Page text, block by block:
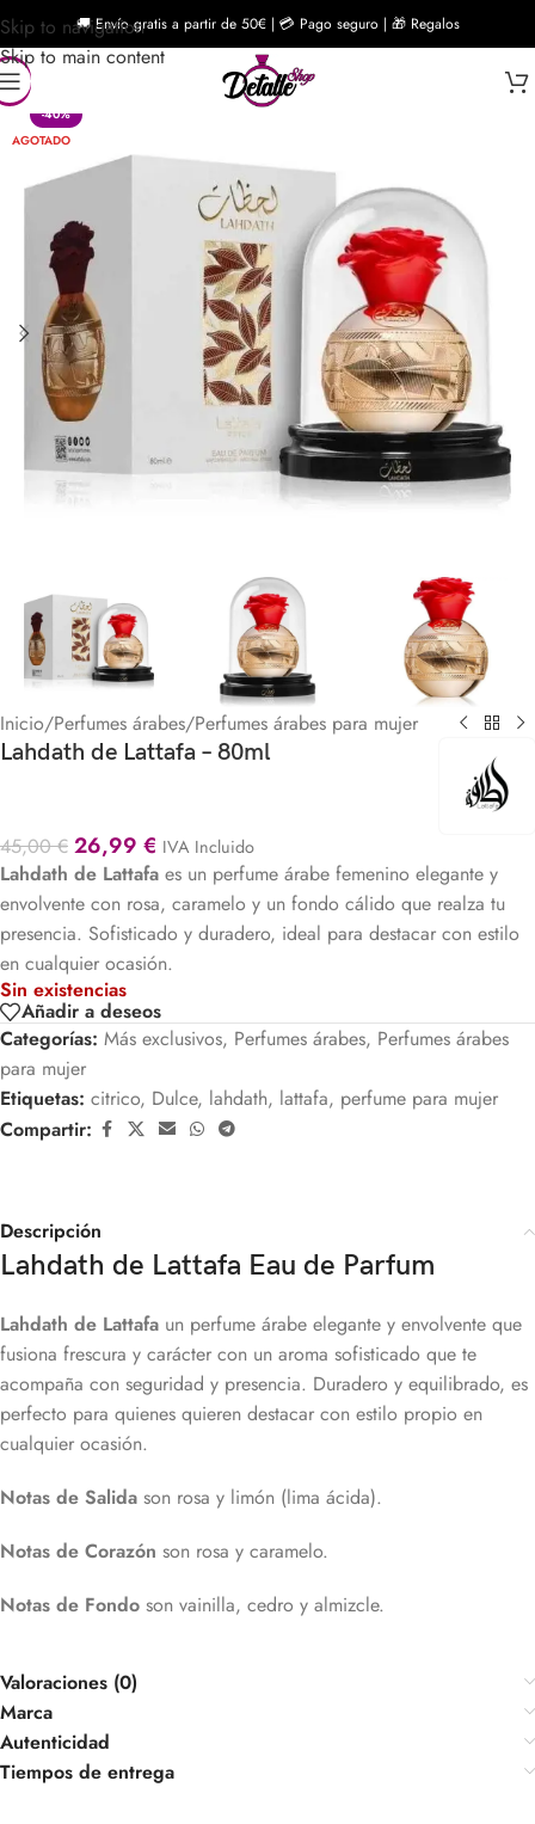
Skip to navigation
Skip to main content
🚚 Envío gratis a partir de 50€ | 💳 Pago seguro | 🎁 Regalos
-40%
AGOTADO
Inicio/Perfumes árabes/Perfumes árabes para mujer
Lahdath de Lattafa – 80ml
45,00€ 26,99 € IVA Incluido
Lahdath de Lattafa es un perfume árabe femenino elegante y
envolvente con rosa, caramelo y un fondo cálido que realza tu
presencia. Sofisticado y duradero, ideal para destacar con estilo
en cualquier ocasión.
Sin existencias
Añadir a deseos
Categorías: Más exclusivos, Perfumes árabes, Perfumes árabes
para mujer
Etiquetas: citrico, Dulce, lahdath, lattafa, perfume para mujer
Compartir:
Descripción
Lahdath de Lattafa Eau de Parfum
Lahdath de Lattafa un perfume árabe elegante y envolvente que
fusiona frescura y carácter con un aroma sofisticado que te
acompaña con seguridad y presencia. Duradero y equilibrado, es
perfecto para quienes quieren destacar con estilo propio en
cualquier ocasión.
Notas de Salida son rosa y limón (lima ácida).
Notas de Corazón son rosa y caramelo.
Notas de Fondo son vainilla, cedro y almizcle.
Valoraciones (0)
Marca
Autenticidad
Tiempos de entrega